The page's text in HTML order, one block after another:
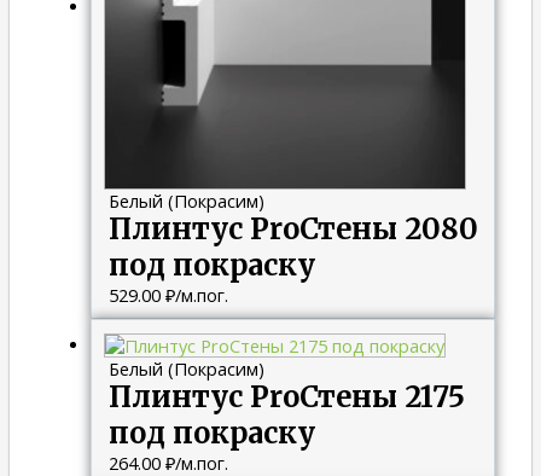
Белый (Покрасим)
Плинтус ProСтены 2080
под покраску
529.00 ₽/м.пог.
Белый (Покрасим)
Плинтус ProСтены 2175
под покраску
264.00 ₽/м.пог.